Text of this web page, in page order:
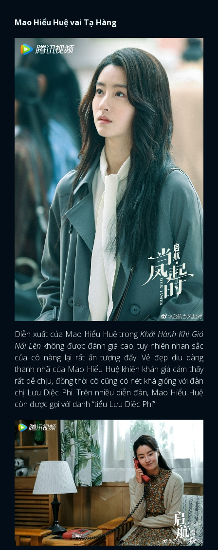
Mao Hiểu Huệ vai Tạ Hàng
Diễn xuất của Mao Hiểu Huệ trongKhởi Hành Khi Gió
Nổi Lên không được đánh giá cao, tuy nhiên nhan sắc
của cô nàng lại rất ấn tượng đấy. Vẻ đẹp dịu dàng
thanh nhã của Mao Hiểu Huệ khiến khán giả cảm thấy
rất dễ chịu, đồng thời cô cũng có nét khá giống với đàn
chị Lưu Diệc Phi. Trên nhiều diễn đàn, Mao Hiểu Huệ
còn được gọi với danh “tiểu Lưu Diệc Phi”.